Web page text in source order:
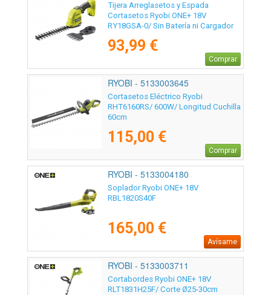
Tijera Arreglasetos y Espada
Cortasetos Ryobi ONE+ 18V
RY18GSA-0/ Sin Batería ni Cargador
93,99 €
Comprar
RYOBI - 5133003645
Cortasetos Eléctrico Ryobi
RHT6160RS/ 600W/ Longitud Cuchilla
60cm
115,00 €
Comprar
RYOBI - 5133004180
Soplador Ryobi ONE+ 18V
RBL1820S40F
165,00 €
Avísame
RYOBI - 5133003711
Cortabordes Ryobi ONE+ 18V
RLT1831H25F/ Corte Ø25-30cm